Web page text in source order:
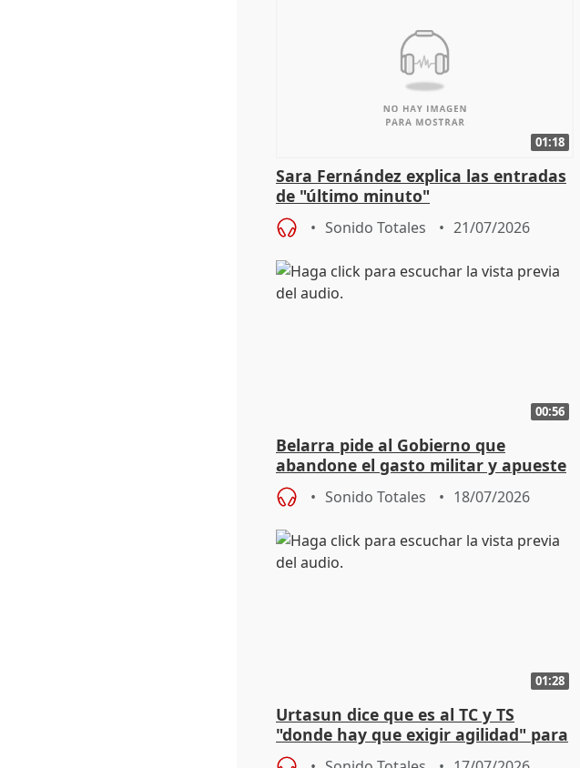
01:18
Sara Fernández explica las entradas
de "último minuto"
Sonido Totales 21/07/2026
00:56
Belarra pide al Gobierno que
abandone el gasto militar y apueste
"de verdad" por la cultura
Sonido Totales 18/07/2026
01:28
Urtasun dice que es al TC y TS
"donde hay que exigir agilidad" para
aplicar la Ley de Amnistía